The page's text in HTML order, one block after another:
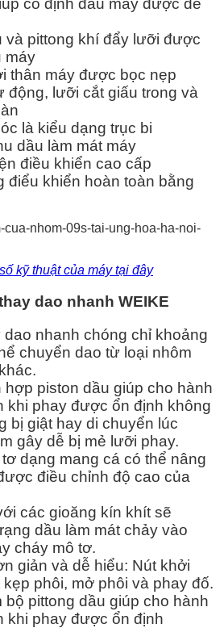
cố định đầu máy được dễ
và pittong khí đẩy lưỡi được
máy
thân máy được bọc nẹp
động, lưỡi cắt giấu trong và
là kiểu dạng trục bi
dầu làm mát máy
điều khiển cao cấp
điểu khiển hoàn toàn bằng
kỹ thuật của máy tại đây
dao nhanh WEIKE
nhanh chóng chỉ khoảng
chuyển dao từ loại nhôm
piston dầu giúp cho hành
khi phay được ổn định không
bị giật hay di chuyển lúc
gây dễ bị mẻ lưỡi phay.
dạng mang cá có thể nâng
điều chỉnh độ cao của
các gioăng kín khít sẽ
dầu làm mát chảy vào
cháy mô tơ.
giản và dễ hiểu: Nút khởi
phôi, mở phôi và phay đố.
bộ pittong dầu giúp cho hành
khi phay được ổn định